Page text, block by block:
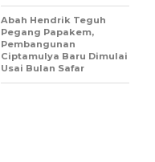
Abah Hendrik Teguh
Pegang Papakem,
Pembangunan
Ciptamulya Baru Dimulai
Usai Bulan Safar